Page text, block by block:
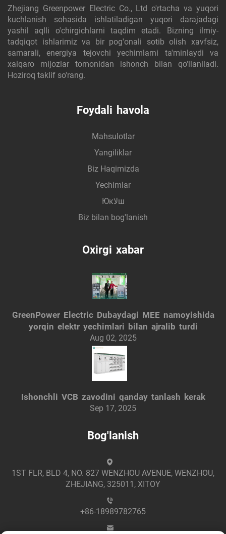
Zhejiang Greenpower Electric Co., Ltd o'rtacha va yuqori
kuchlanish sohasida ishlatiladigan yuqori darajadagi
yashil aqlli o'chirgichlarni taqdim etadi. Bizning ilmiy-
tadqiqot ishlarimiz va bir pog'onali sotib olish xavfsiz,
samarali, energiya tejovchi yechimlarni ta'minlaydi va
xalqaro mijozlar tomonidan ishonch bilan qo'llaniladi.
Hoziroq taklif so'rang.
Foydali havola
Mahsulotlar
Yangiliklar
Biz Haqimizda
Yechimlar
Юкلاш
Biz bilan bog'lanish
Oxirgi xabar
GreenPower Electric Dubaydagi MEE namoyishida
yorqin elektr yechimlari bilan ajralib turdi
Aug 02, 2025
Ishonchli VCB zavodini qanday tanlash kerak
Sep 17, 2025
Bog'lanish
1ST FLR, BLD 4, NO. 827 WENZHOU AVENUE, WENZHOU,
ZHEJIANG, 325011, XITOY
+86-18989782765